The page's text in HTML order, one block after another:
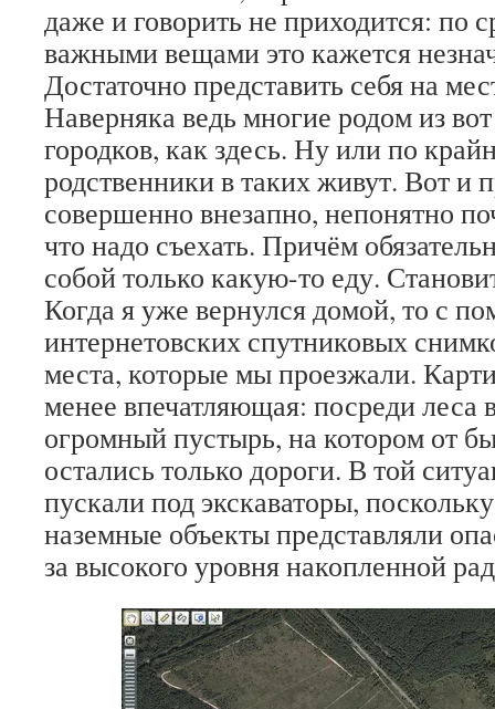
даже и говорить не приходится: по
важными вещами это кажется
Достаточно представить себя на
Наверняка ведь многие родом из
городков, как здесь. Ну или по
родственники в таких живут. Вот и
совершенно внезапно, непонятно
что надо съехать. Причём
собой только какую-то еду.
Когда я уже вернулся домой, то с
интернетовских спутниковых
места, которые мы проезжали.
менее впечатляющая: посреди леса
огромный пустырь, на котором от
остались только дороги. В той
пускали под экскаваторы,
наземные объекты представляли
за высокого уровня накопленной